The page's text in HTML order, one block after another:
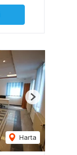
Harta
Next